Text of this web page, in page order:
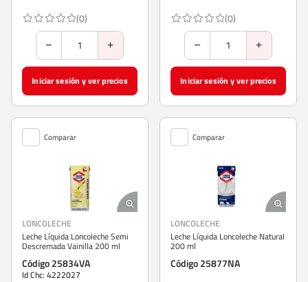
(0)
Iniciar sesión y ver precios
(0)
Iniciar sesión y ver precios
Comparar
LONCOLECHE
Leche Líquida Loncoleche Semi
Descremada Vainilla 200 ml
Código 25834VA
Id Chc: 4222027
Comparar
LONCOLECHE
Leche Líquida Loncoleche Natural
200 ml
Código 25877NA